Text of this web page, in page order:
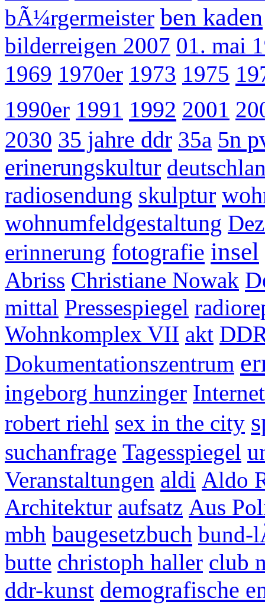
bÃ¼rgermeister ben kaden
bilderreigen 2007 01. mai
1969 1970er 1973 1975
1990er 1991 1992 2001
2030 35 jahre ddr 35a 5n
erinerungskultur
radiosendung skulptur
wohnumfeldgestaltung
erinnerung fotografie insel
Abriss Christiane Nowak
mittal Pressespiegel
Wohnkomplex VII akt
Dokumentationszentrum
ingeborg hunzinger Internet
robert riehl sex in the city
suchanfrage Tagesspiegel
Veranstaltungen aldi Aldo
Architektur aufsatz Aus
mbh baugesetzbuch bund-
butte christoph haller club
ddr-kunst demografische